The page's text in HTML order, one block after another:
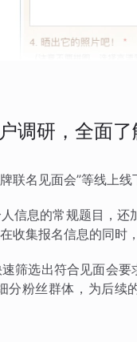
调研，全面
联名见面会”等线上线
信息的常规题目，还
收集报名信息的同时
筛选出符合见面会要
粉丝群体，为后续